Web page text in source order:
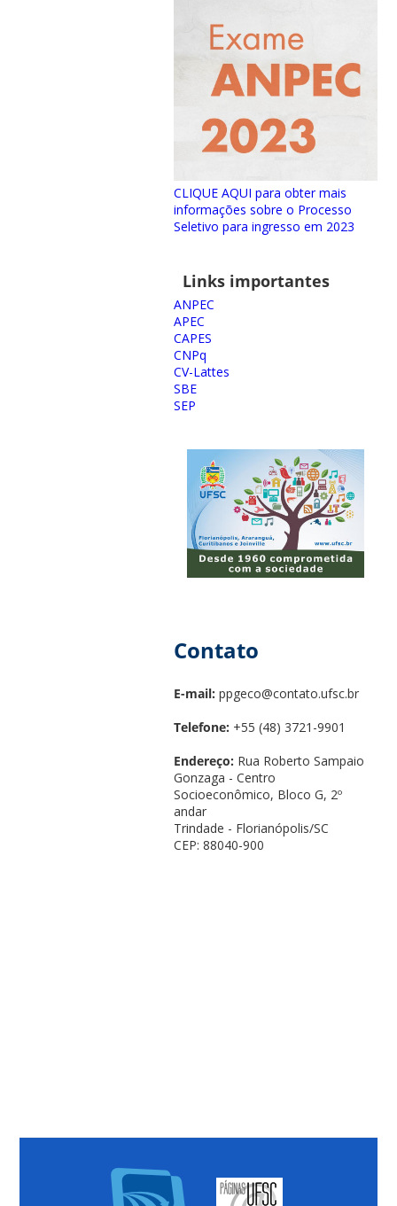
CLIQUE AQUI para obter mais
informações sobre o Processo
Seletivo para ingresso em 2023
Links importantes
ANPEC
APEC
CAPES
CNPq
CV-Lattes
SBE
SEP
Contato
E-mail: ppgeco@contato.ufsc.br
Telefone: +55 (48) 3721-9901
Endereço: Rua Roberto Sampaio
Gonzaga - Centro
Socioeconômico, Bloco G, 2º
andar
Trindade - Florianópolis/SC
CEP: 88040-900